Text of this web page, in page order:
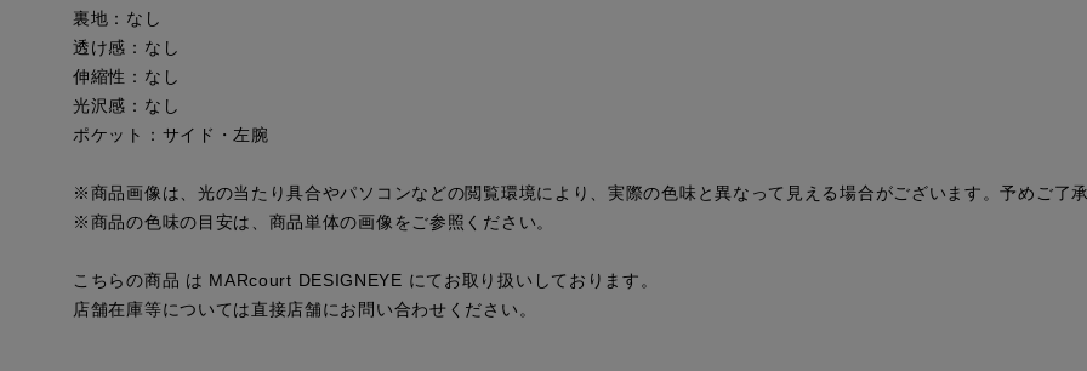
裏地：なし
透け感：なし
伸縮性：なし
光沢感：なし
ポケット：サイド・左腕
※商品画像は、光の当たり具合やパソコンなどの閲覧環境により、実際の色味と異なって見える場合がございます。予めご了承
※商品の色味の目安は、商品単体の画像をご参照ください。
こちらの商品 は MARcourt DESIGNEYE にてお取り扱いしております。
店舗在庫等については直接店舗にお問い合わせください。